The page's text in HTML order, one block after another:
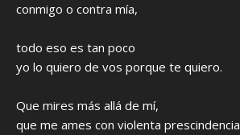
conmigo o contra mía,
todo eso es tan poco
yo lo quiero de vos porque te quiero.
Que mires más allá de mí,
que me ames con violenta prescindencia